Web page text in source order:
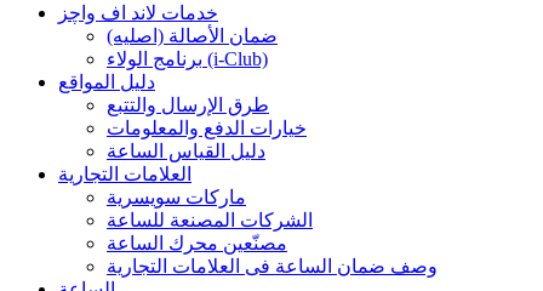
خدمات لاند اف واچز
ضمان الأصالة (اصلیه)
برنامج الولاء (i-Club)
دليل المواقع
طرق الإرسال والتتبع
خيارات الدفع والمعلومات
دليل القياس الساعة
العلامات التجارية
ماركات سويسرية
الشركات المصنعة للساعة
مصنّعين محرك الساعة
وصف ضمان الساعة فی العلامات التجارية